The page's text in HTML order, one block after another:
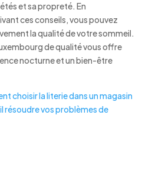
et sa propreté. En
ces conseils, vous pouvez
la qualité de votre sommeil.
de qualité vous offre
nocturne et un bien-être
choisir la literie dans un magasin
résoudre vos problèmes de